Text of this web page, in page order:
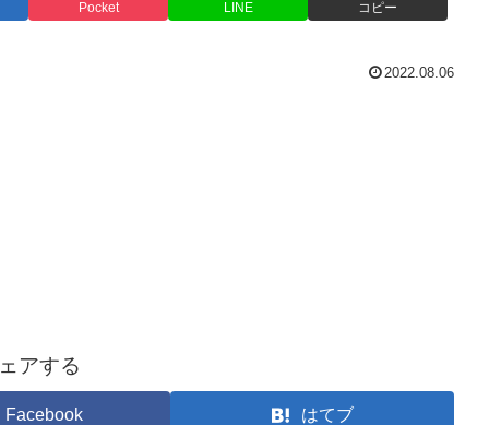
Pocket LINE コピー
2022.08.06
アする
Facebook はてブ